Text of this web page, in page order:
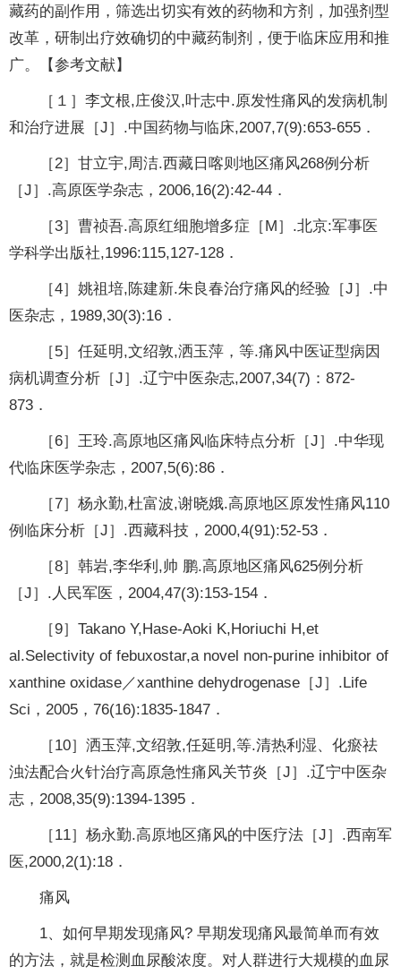
藏药的副作用，筛选出切实有效的药物和方剂，加强剂型
改革，研制出疗效确切的中藏药制剂，便于临床应用和推
广。【参考文献】
［１］李文根,庄俊汉,叶志中.原发性痛风的发病机制
和治疗进展［J］.中国药物与临床,2007,7(9):653-655．
［2］甘立宇,周洁.西藏日喀则地区痛风268例分析
［J］.高原医学杂志，2006,16(2):42-44．
［3］曹祯吾.高原红细胞增多症［M］.北京:军事医
学科学出版社,1996:115,127-128．
［4］姚祖培,陈建新.朱良春治疗痛风的经验［J］.中
医杂志，1989,30(3):16．
［5］任延明,文绍敦,洒玉萍，等.痛风中医证型病因
病机调查分析［J］.辽宁中医杂志,2007,34(7)：872-
873．
［6］王玲.高原地区痛风临床特点分析［J］.中华现
代临床医学杂志，2007,5(6):86．
［7］杨永勤,杜富波,谢晓娥.高原地区原发性痛风110
例临床分析［J］.西藏科技，2000,4(91):52-53．
［8］韩岩,李华利,帅 鹏.高原地区痛风625例分析
［J］.人民军医，2004,47(3):153-154．
［9］Takano Y,Hase-Aoki K,Horiuchi H,et
al.Selectivity of febuxostar,a novel non-purine inhibitor of
xanthine oxidase／xanthine dehydrogenase［J］.Life
Sci，2005，76(16):1835-1847．
［10］洒玉萍,文绍敦,任延明,等.清热利湿、化瘀祛
浊法配合火针治疗高原急性痛风关节炎［J］.辽宁中医杂
志，2008,35(9):1394-1395．
［11］杨永勤.高原地区痛风的中医疗法［J］.西南军
医,2000,2(1):18．
痛风
1、如何早期发现痛风? 早期发现痛风最简单而有效
的方法，就是检测血尿酸浓度。对人群进行大规模的血尿